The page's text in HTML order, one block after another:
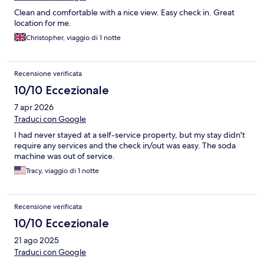
Clean and comfortable with a nice view. Easy check in. Great
location for me.
Christopher, viaggio di 1 notte
Recensione verificata
10/10 Eccezionale
7 apr 2026
Traduci con Google
I had never stayed at a self-service property, but my stay didn't
require any services and the check in/out was easy. The soda
machine was out of service.
Tracy, viaggio di 1 notte
Recensione verificata
10/10 Eccezionale
21 ago 2025
Traduci con Google